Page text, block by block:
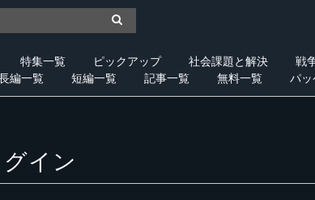
特集一覧 ピックアップ 社会課題と解決 戦
編一覧 短編一覧 記事一覧 無料一覧 パッ
グイン